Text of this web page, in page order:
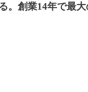
創業14年で最